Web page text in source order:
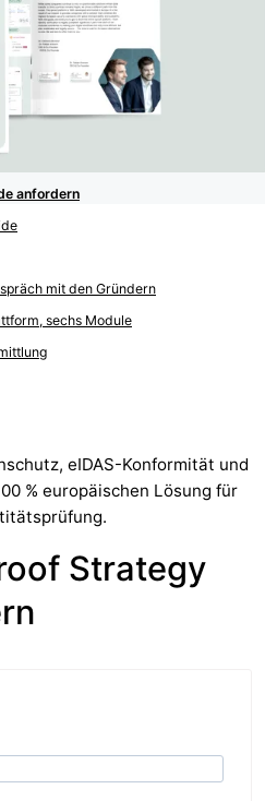
anfordern
mit den Gründern
sechs Module
eIDAS-Konformität und
% europäischen Lösung für
Strategy